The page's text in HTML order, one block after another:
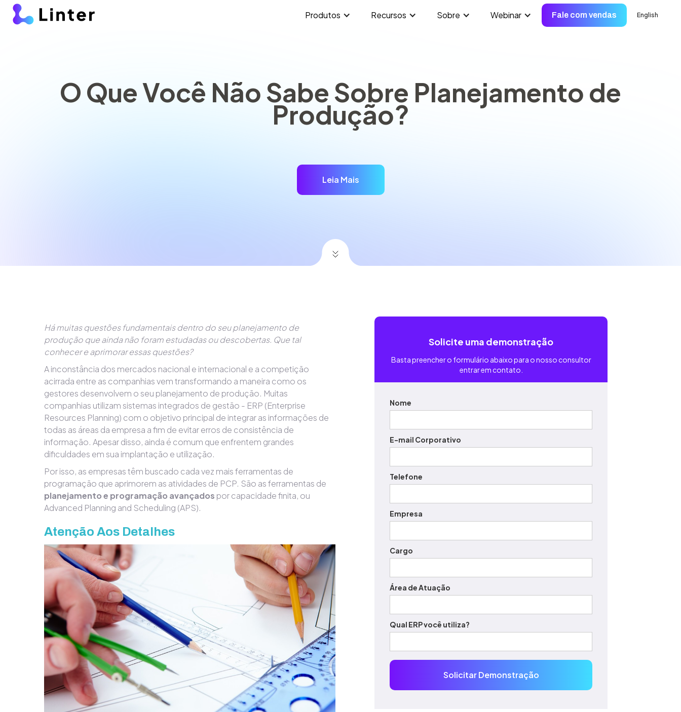
Produtos Recursos Sobre Webinar Fale com vendas English
O Que Você Não Sabe Sobre Planejamento de
Produção?
Leia Mais
Há muitas questões fundamentais dentro do seu planejamento de
produção que ainda não foram estudadas ou descobertas. Que tal
conhecer e aprimorar essas questões?
A inconstância dos mercados nacional e internacional e a competição
acirrada entre as companhias vem transformando a maneira como os
gestores desenvolvem o seu planejamento de produção. Muitas
companhias utilizam sistemas integrados de gestão - ERP (Enterprise
Resources Planning) com o objetivo principal de integrar as informações de
todas as áreas da empresa a fim de evitar erros de consistência de
informação. Apesar disso, ainda é comum que enfrentem grandes
dificuldades em sua implantação e utilização.
Por isso, as empresas têm buscado cada vez mais ferramentas de
programação que aprimorem as atividades de PCP. São as ferramentas de
planejamento e programação avançados por capacidade finita, ou
Advanced Planning and Scheduling (APS).
Atenção Aos Detalhes
Solicite uma demonstração
Basta preencher o formulário abaixo para o nosso consultor
entrar em contato.
Nome
E-mail Corporativo
Telefone
Empresa
Cargo
Área de Atuação
Qual ERP você utiliza?